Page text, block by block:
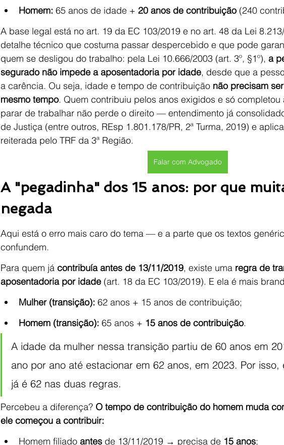
Homem: 65 anos de idade + 20 anos de contribuição (240
A base legal está no art. 19 da EC 103/2019 e no art. 48 da Lei
detalhe técnico que costuma passar despercebido e que pode
quem se desligou do trabalho: pela Lei 10.666/2003 (art. 3º, §1º), a
segurado não impede a aposentadoria por idade, desde que a
a carência. Ou seja, idade e tempo de contribuição não precisam
mesmo tempo. Quem contribuiu pelos anos exigidos e só
parar de trabalhar não perde o direito — entendimento já
de Justiça (entre outros, REsp 1.801.178/PR, 2ª Turma, 2019) e
reiterada pelo TRF da 3ª Região.
Falar com Advogado
A "pegadinha" dos 15 anos: por que
negada
Aqui está o erro mais caro do tema — e a parte que os textos
confundem.
Para quem já contribuía antes de 13/11/2019, existe uma regra de
aposentadoria por idade (art. 18 da EC 103/2019). E ela é mais
Mulher (transição): 62 anos + 15 anos de contribuição;
Homem (transição): 65 anos + 15 anos de contribuição.
A idade da mulher nessa transição partiu de 60 anos em
ano por ano até estacionar em 62 anos, em 2023. Por isso,
já é 62 nas duas regras.
Percebeu a diferença? O tempo de contribuição do homem muda
ele começou a contribuir:
Homem filiado antes de 13/11/2019 → precisa de 15 anos;